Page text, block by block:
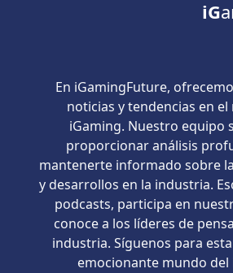
iG
En iGamingFuture,
noticias y tendencias en
iGaming. Nuestro equipo
proporcionar análisis
mantenerte informado sobre
y desarrollos en la industria.
podcasts, participa en
conoce a los líderes de
industria. Síguenos para
emocionante mundo del